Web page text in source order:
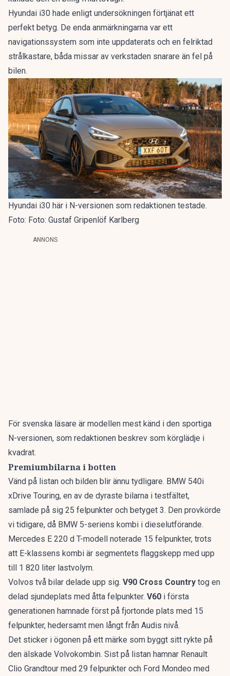
Hyundai i30 hade enligt undersökningen förtjänat ett
perfekt betyg. De enda anmärkningarna var ett
navigationssystem som inte uppdaterats och en felriktad
strålkastare, båda missar av verkstaden snarare än fel på
bilen.
Hyundai i30 här i N-versionen som redaktionen testade.
Foto: Foto: Gustaf Gripenlöf Karlberg
ANNONS
För svenska läsare är modellen mest känd i den sportiga
N-versionen, som redaktionen beskrev som körglädje i
kvadrat.
Premiumbilarna i botten
Vänd på listan och bilden blir ännu tydligare. BMW 540i
xDrive Touring, en av de dyraste bilarna i testfältet,
samlade på sig 25 felpunkter och betyget 3. Den provkörde
vi tidigare, då BMW 5-seriens kombi i dieselutförande.
Mercedes E 220 d T-modell noterade 15 felpunkter, trots
att E-klassens kombi är segmentets flaggskepp med upp
till 1 820 liter lastvolym.
Volvos två bilar delade upp sig. V90 Cross Country tog en
delad sjundeplats med åtta felpunkter. V60 i första
generationen hamnade först på fjortonde plats med 15
felpunkter, hedersamt men långt från Audis nivå.
Det sticker i ögonen på ett märke som byggt sitt rykte på
den älskade Volvokombin. Sist på listan hamnar Renault
Clio Grandtour med 29 felpunkter och Ford Mondeo med